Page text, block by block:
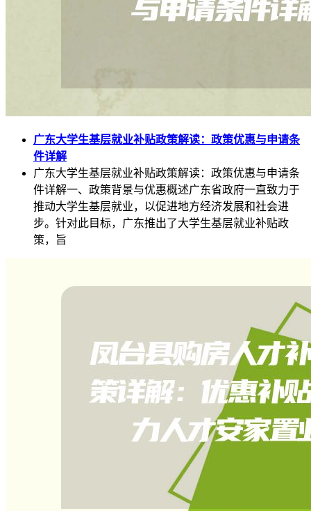
广东大学生基层就业补贴政策解读：政策优惠与申请条
件详解
广东大学生基层就业补贴政策解读：政策优惠与申请条
件详解一、政策背景与优惠概述广东省政府一直致力于
推动大学生基层就业，以促进地方经济发展和社会进
步。针对此目标，广东推出了大学生基层就业补贴政
策，旨